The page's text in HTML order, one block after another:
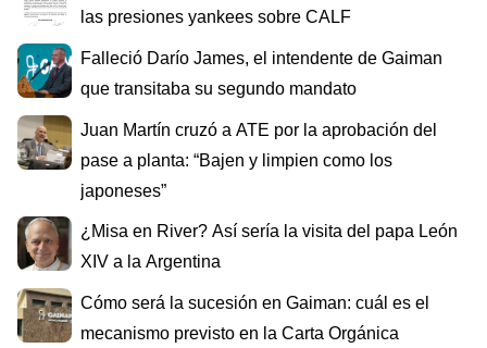
las presiones yankees sobre CALF
Falleció Darío James, el intendente de Gaiman
que transitaba su segundo mandato
Juan Martín cruzó a ATE por la aprobación del
pase a planta: “Bajen y limpien como los
japoneses”
¿Misa en River? Así sería la visita del papa León
XIV a la Argentina
Cómo será la sucesión en Gaiman: cuál es el
mecanismo previsto en la Carta Orgánica